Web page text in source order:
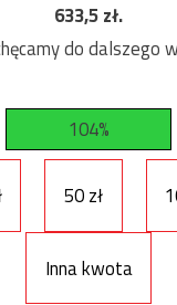
633,5zł.
do dalszego
104%
50 zł
Inna kwota